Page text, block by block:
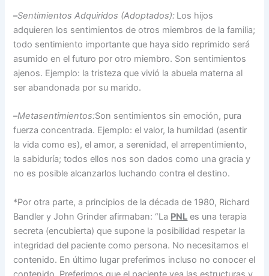
–SentimientosAdquiridos (Adoptados): Los hijos
adquieren los sentimientos de otros miembros de la familia;
todo sentimiento importante que haya sido reprimido será
asumido en el futuro por otro miembro. Son sentimientos
ajenos. Ejemplo: la tristeza que vivió la abuela materna al
ser abandonada por su marido.
–Metasentimientos:Son sentimientos sin emoción, pura
fuerza concentrada. Ejemplo: el valor, la humildad (asentir
la vida como es), el amor, a serenidad, el arrepentimiento,
la sabiduría; todos ellos nos son dados como una gracia y
no es posible alcanzarlos luchando contra el destino.
*Por otra parte, a principios de la década de 1980, Richard
Bandler y John Grinder afirmaban: “La PNL es una terapia
secreta (encubierta) que supone la posibilidad respetar la
integridad del paciente como persona. No necesitamos el
contenido. En último lugar preferimos incluso no conocer el